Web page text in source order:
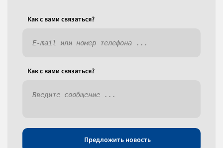
Как c вами связаться?
Как c вами связаться?
Предложить новость